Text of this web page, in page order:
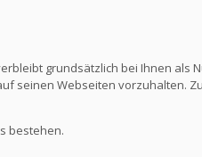
grundsätzlich bei Ihnen als
seinen Webseiten vorzuhalten.
bestehen.